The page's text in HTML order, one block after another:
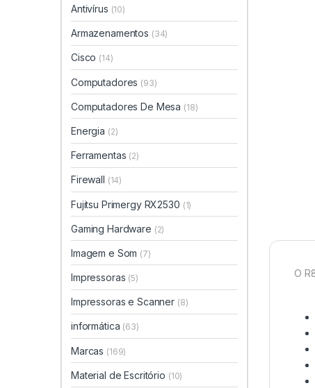
O
Antivírus (10)
Armazenamentos (34)
Cisco (14)
Computadores (93)
Computadores De Mesa (18)
Energia (2)
Ferramentas (2)
Firewall (14)
Fujitsu Primergy RX2530 (1)
Gaming Hardware (2)
Imagem e Som (7)
Impressoras (5)
Impressoras e Scanner (8)
informática (63)
Marcas (169)
Material de Escritório (10)